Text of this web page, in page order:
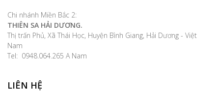
Chi nhánh Miền Bắc 2:
THIÊN SA HẢI DƯƠNG.
Thị trấn Phủ, Xã Thái Học, Huyện Bình Giang, Hải Dương - Việt
Nam
Tel: 0948.064.265 A Nam
LIÊN HỆ